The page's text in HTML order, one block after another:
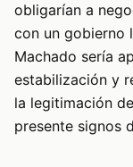
obligarían a
con un gobierno
Machado sería
estabilización y
la legitimación
presente signos